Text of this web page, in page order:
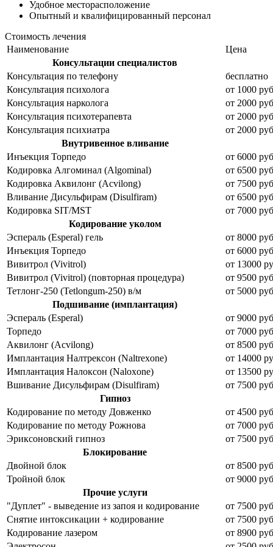
Удобное месторасположение
Опытный и квалифицированный персонал
Стоимость лечения
Наименование
Цена
Консультации специалистов
Консультация по телефону
бесплатно
Консультация психолога
от 1000
Консультация нарколога
от 2000
Консультация психотерапевта
от 2000
Консультация психиатра
от 2000
Внутривенное вливание
Инъекция Торпедо
от 6000
Кодировка Алгоминал (Algominal)
от 6500
Кодировка Аквилонг (Acvilong)
от 7500
Вливание Дисульфирам (Disulfiram)
от 6500
Кодировка SIT/MST
от 7000
Кодирование уколом
Эспераль (Esperal) гель
от 8000
Инъекция Торпедо
от 6000
Вивитрол (Vivitrol)
от 13000
Вивитрол (Vivitrol) (повторная процедура)
от 9500
Тетлонг-250 (Tetlongum-250) в/м
от 5000
Подшивание (имплантация)
Эспераль (Esperal)
от 9000
Торпедо
от 7000
Аквилонг (Acvilong)
от 8500
Имплантация Налтрексон (Naltrexone)
от 14000
Имплантация Налоксон (Naloxone)
от 13500
Вшивание Дисульфирам (Disulfiram)
от 7500
Гипноз
Кодирование по методу Довженко
от 4500
Кодирование по методу Рожнова
от 7000
Эриксоновский гипноз
от 7500
Блокирование
Двойной блок
от 8500
Тройной блок
от 9000
Прочие услуги
"Дуплет" - выведение из запоя и кодирование
от 7500
Снятие интоксикации + кодирование
от 7500
Кодирование лазером
от 8900